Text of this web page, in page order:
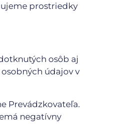
prostriedky
osôb aj
údajov v
Prevádzkovateľa.
negatívny